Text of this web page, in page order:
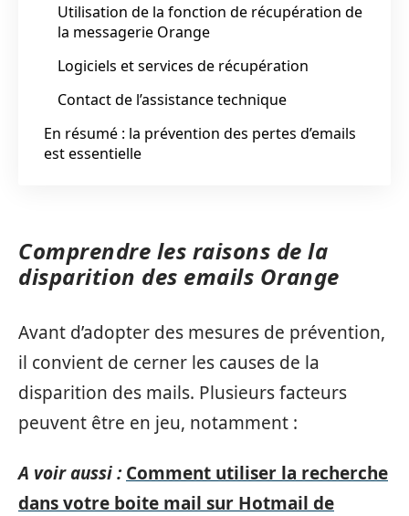
Utilisation de la fonction de récupération de
la messagerie Orange
Logiciels et services de récupération
Contact de l’assistance technique
En résumé : la prévention des pertes d’emails
est essentielle
Comprendre les raisons de la
disparition des emails Orange
Avant d’adopter des mesures de prévention,
il convient de cerner les causes de la
disparition des mails. Plusieurs facteurs
peuvent être en jeu, notamment :
A voir aussi : Comment utiliser la recherche
dans votre boite mail sur Hotmail de